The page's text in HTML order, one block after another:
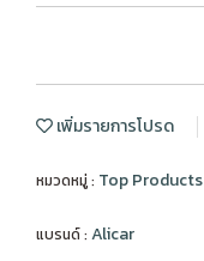
เพิ่มรายการโปรด
หมวดหมู่ : Top Products
แบรนด์ : Alicar